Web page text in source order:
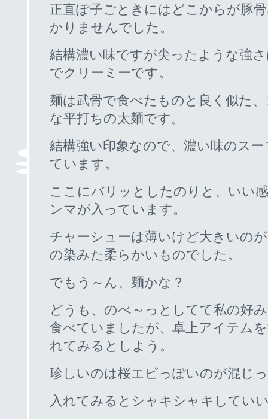
正直ぽ子ごときにはどこからが豚
かりませんでした。
結構濃い味ですが尖ったような強
でクリーミーです。
麺は武骨で食べたものと良く似た
な平打ちの太麺です。
結構強い印象なので、濃い味のス
ています。
ここにバリッとしたのりと、いい
ンマが入っています。
チャーシューは薄いけど大きいの
の染みた柔らかいものでした。
でもう～ん、麺かな？
どうも、のべ～っとしてて私の好
食べていましたが、卓上アイテム
れてみるとしよう。
珍しいのは桜エビっぽいのが混じ
入れてみるとシャキシャキしてい